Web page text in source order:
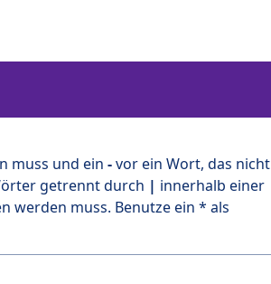
muss und ein -vor ein Wort, das nicht
getrennt durch | innerhalb einer
werden muss. Benutze ein * als